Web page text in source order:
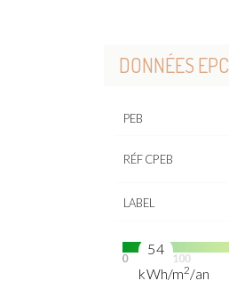
DONNÉES EPC
PEB
RÉF CPEB
LABEL
54
kWh/m2/an